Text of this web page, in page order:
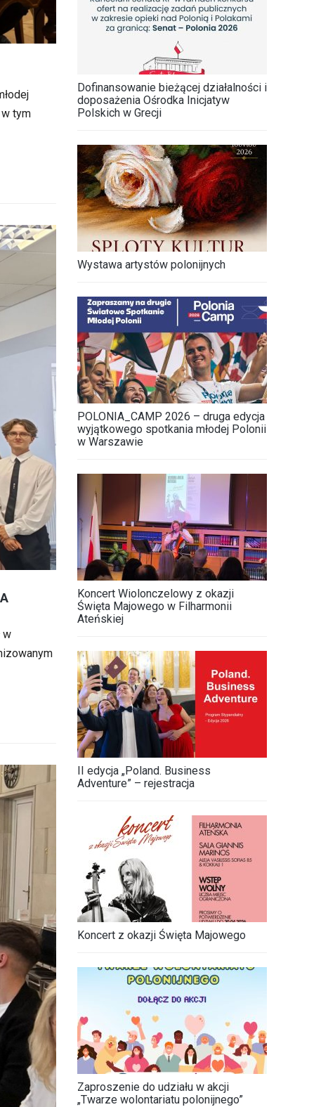
w tym
w
Dofinansowanie bieżącej działalności i
doposażenia Ośrodka Inicjatyw
Polskich w Grecji
Wystawa artystów polonijnych
POLONIA_CAMP 2026 – druga edycja
wyjątkowego spotkania młodej Polonii
w Warszawie
Koncert Wiolonczelowy z okazji
Święta Majowego w Filharmonii
Ateńskiej
II edycja „Poland. Business
Adventure” – rejestracja
Koncert z okazji Święta Majowego
Zaproszenie do udziału w akcji
„Twarze wolontariatu polonijnego”